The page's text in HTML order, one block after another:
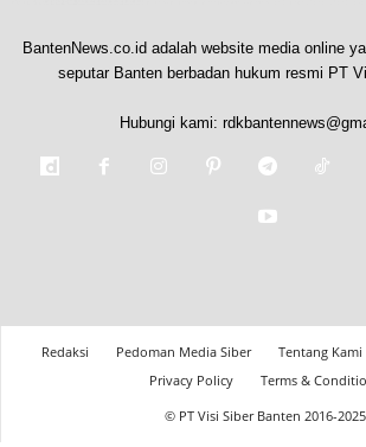
BantenNews.co.id adalah website media online
seputar Banten berbadan hukum resmi PT
Hubungi kami:
Redaksi Pedoman Media Siber Tentang Kami
Privacy Policy
Terms &
© PT Visi Siber Banten 2016-2025